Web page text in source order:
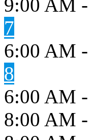
9:00 AM -
7
6:00 AM -
8
6:00 AM -
8:00 AM -